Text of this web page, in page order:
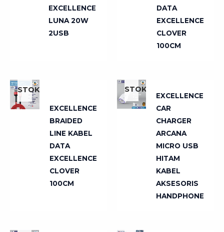
EXCELLENCE
LUNA 20W
2USB
DATA
EXCELLENCE
CLOVER
100CM
STOK
EXCELLENCE
BRAIDED
LINE KABEL
DATA
EXCELLENCE
CLOVER
100CM
STOK
EXCELLENCE
CAR
CHARGER
ARCANA
MICRO USB
HITAM
KABEL
AKSESORIS
HANDPHONE